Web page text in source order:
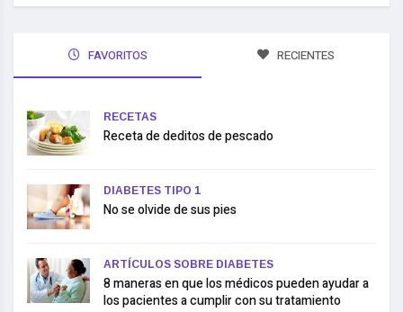
FAVORITOS RECIENTES
RECETAS
Receta de deditos de pescado
DIABETES TIPO 1
No se olvide de sus pies
ARTÍCULOS SOBRE DIABETES
8 maneras en que los médicos pueden ayudar a
los pacientes a cumplir con su tratamiento